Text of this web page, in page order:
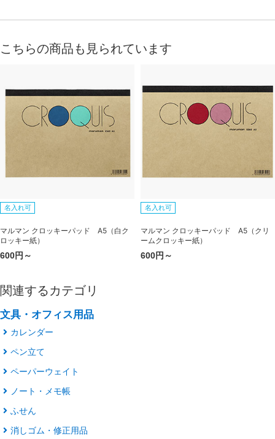
こちらの商品も見られています
名入れ可
マルマン クロッキーパッド A5（白ク
ロッキー紙）
600円～
名入れ可
マルマン クロッキーパッド A5（クリ
ームクロッキー紙）
600円～
関連するカテゴリ
文具・オフィス用品
カレンダー
ペン立て
ペーパーウェイト
ノート・メモ帳
ふせん
消しゴム・修正用品